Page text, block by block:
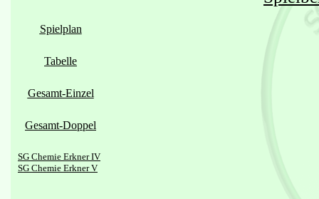
Spielplan
Tabelle
Gesamt-Einzel
Gesamt-Doppel
SG Chemie Erkner IV
SG Chemie Erkner V